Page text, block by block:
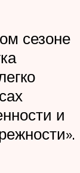
сезоне
и